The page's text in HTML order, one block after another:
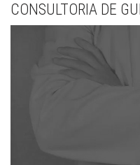
CONSULTORIA DE